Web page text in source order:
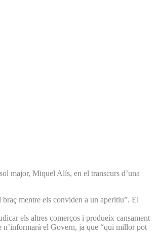
major, Miquel Alís, en el transcurs d’una
mentre els conviden a un aperitiu”. El
els altres comerços i produeix cansament
n’informarà el Govern, ja que “qui millor pot